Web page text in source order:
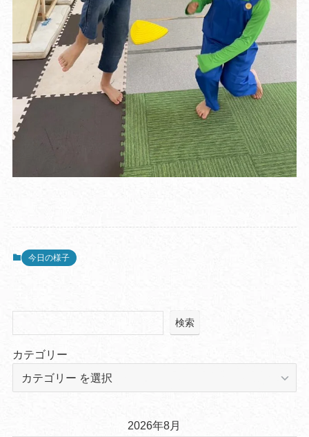
今日の様子
検索
カテゴリー
2026年8月